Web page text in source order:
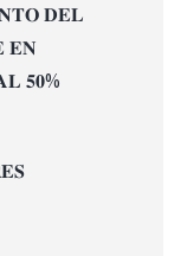
𝐃𝐄𝐋
𝐄𝐍
𝟓𝟎%